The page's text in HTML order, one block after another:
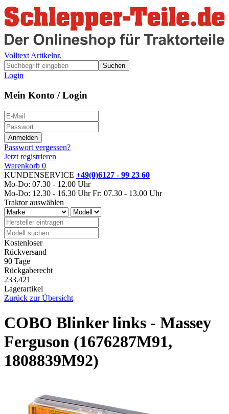
Volltext Artikelnr.
Suchen
Login
Mein Konto / Login
Passwort vergessen?
Jetzt registrieren
Warenkorb 0
KUNDENSERVICE +49(0)6127 - 99 23 60
Mo-Do: 07.30 - 12.00 Uhr
Mo-Do: 12.30 - 16.30 Uhr Fr: 07.30 - 13.00 Uhr
Traktor auswählen
Kostenloser
Rückversand
90 Tage
Rückgaberecht
233.421
Lagerartikel
Zurück zur Übersicht
COBO Blinker links - Massey
Ferguson (1676287M91,
1808839M92)